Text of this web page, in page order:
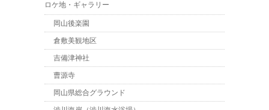
ロケ地・ギャラリー
岡山後楽園
倉敷美観地区
吉備津神社
曹源寺
岡山県総合グラウンド